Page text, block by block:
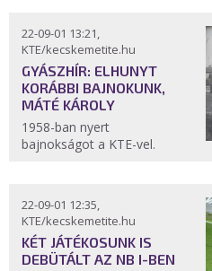
22-09-01 13:21,
KTE/kecskemetite.hu
GYÁSZHÍR: ELHUNYT
KORÁBBI BAJNOKUNK,
MÁTÉ KÁROLY
1958-ban nyert
bajnokságot a KTE-vel.
22-09-01 12:35,
KTE/kecskemetite.hu
KÉT JÁTÉKOSUNK IS
DEBÜTÁLT AZ NB I-BEN